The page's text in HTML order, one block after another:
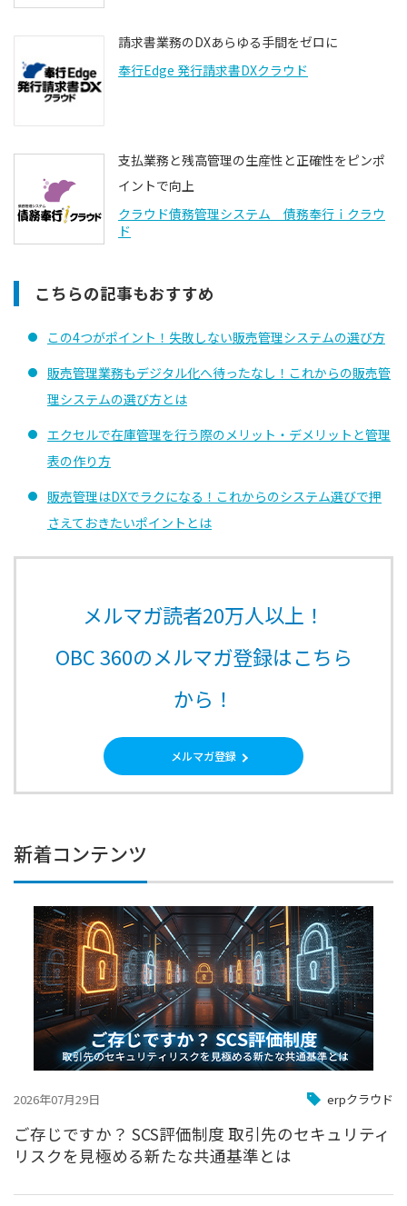
請求書業務のDXあらゆる手間をゼロに
奉行Edge 発行請求書DXクラウド
支払業務と残高管理の生産性と正確性をピンポ
イントで向上
クラウド債務管理システム 債務奉行ｉクラウ
ド
こちらの記事もおすすめ
この4つがポイント！失敗しない販売管理システムの選び方
販売管理業務もデジタル化へ待ったなし！これからの販売管
理システムの選び方とは
エクセルで在庫管理を行う際のメリット・デメリットと管理
表の作り方
販売管理はDXでラクになる！これからのシステム選びで押
さえておきたいポイントとは
メルマガ読者20万人以上！
OBC 360のメルマガ登録はこちら
から！
メルマガ登録
新着コンテンツ
2026年07月29日 erpクラウド
ご存じですか？ SCS評価制度 取引先のセキュリティ
リスクを見極める新たな共通基準とは